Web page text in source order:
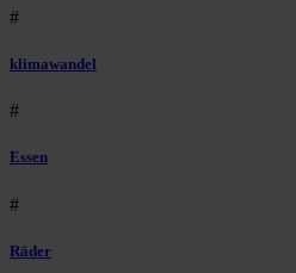
#
klimawandel
#
Essen
#
Räder